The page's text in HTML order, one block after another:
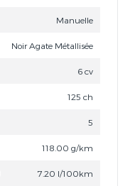
Manuelle
Noir Agate Métallisée
6 cv
125 ch
5
118.00 g/km
7.20 l/100km